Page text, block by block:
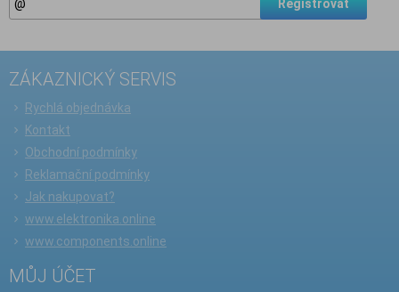
Registrovat
ZÁKAZNICKÝ SERVIS
Rychlá objednávka
Kontakt
Obchodní podmínky
Reklamační podmínky
Jak nakupovat?
www.elektronika.online
www.components.online
MŮJ ÚČET